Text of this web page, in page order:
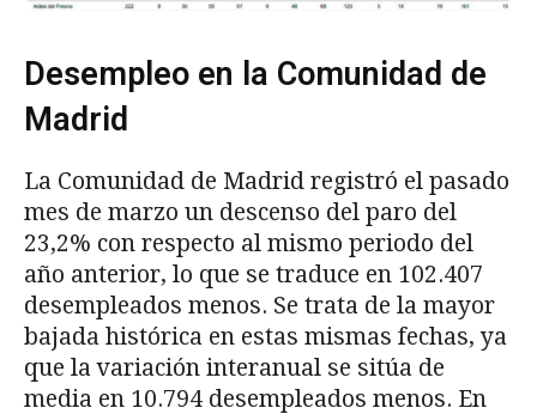
Desempleo en la Comunidad de
Madrid
La Comunidad de Madrid registró el pasado
mes de marzo un descenso del paro del
23,2% con respecto al mismo periodo del
año anterior, lo que se traduce en 102.407
desempleados menos. Se trata de la mayor
bajada histórica en estas mismas fechas, ya
que la variación interanual se sitúa de
media en 10.794 desempleados menos. En